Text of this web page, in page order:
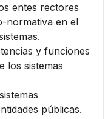
entes rectores
normativa en el
y funciones
los sistemas
públicas.